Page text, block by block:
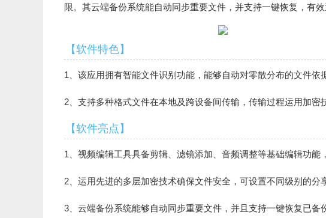
限。其云端备份系统能自动同步重要文件，并支持一键恢复，有
【软件特色】
1、该应用拥有智能文件识别功能，能够自动对零散分布的文件依
2、支持多种格式文件在本地及跨设备间传输，传输过程运用加密
【软件亮点】
1、视频编辑工具具备剪辑、滤镜添加、音频调整等基础编辑功能
2、运用先进的多层加密技术确保文件安全，可设置不同级别的分
3、云端备份系统能够自动同步重要文件，并且支持一键恢复已备